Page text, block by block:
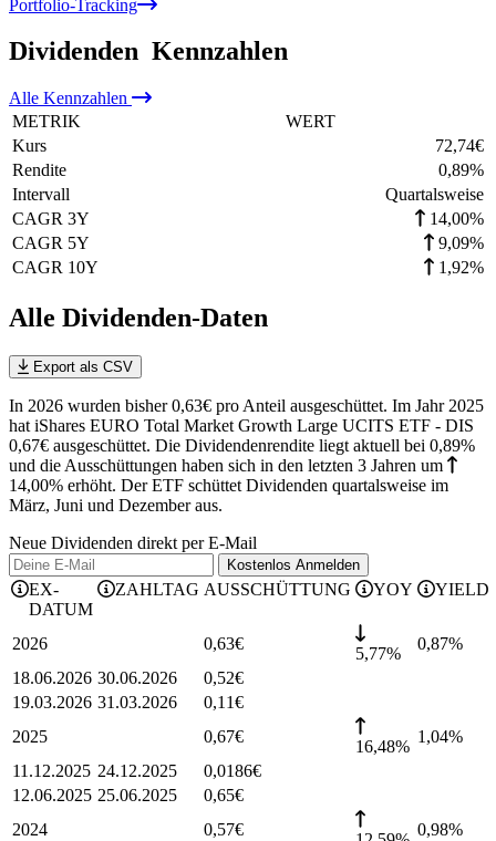
Portfolio-Tracking
Dividenden Kennzahlen
Alle Kennzahlen
METRIK
WERT
Kurs
72,74€
Rendite
0,89%
Intervall
Quartalsweise
CAGR 3Y
14,00%
CAGR 5Y
9,09%
CAGR 10Y
1,92%
Alle Dividenden-Daten
Export als CSV
In 2026 wurden bisher 0,63€ pro Anteil ausgeschüttet. Im Jahr 2025
hat iShares EURO Total Market Growth Large UCITS ETF - DIS
0,67€ ausgeschüttet. Die Dividendenrendite liegt aktuell bei 0,89%
und die Ausschüttungen haben sich in den letzten 3 Jahren um
14,00% erhöht. Der ETF schüttet Dividenden quartalsweise im
März, Juni und Dezember aus.
Neue Dividenden direkt per E-Mail
Kostenlos Anmelden
EX-
DATUM
ZAHLTAG AUSSCHÜTTUNG YOY YIELD
2026 0,63€
5,77%
0,87%
18.06.2026 30.06.2026 0,52€
19.03.2026 31.03.2026 0,11€
2025
0,67€
16,48%
1,04%
11.12.2025 24.12.2025 0,0186€
12.06.2025 25.06.2025 0,65€
2024
0,57€ 0,98%